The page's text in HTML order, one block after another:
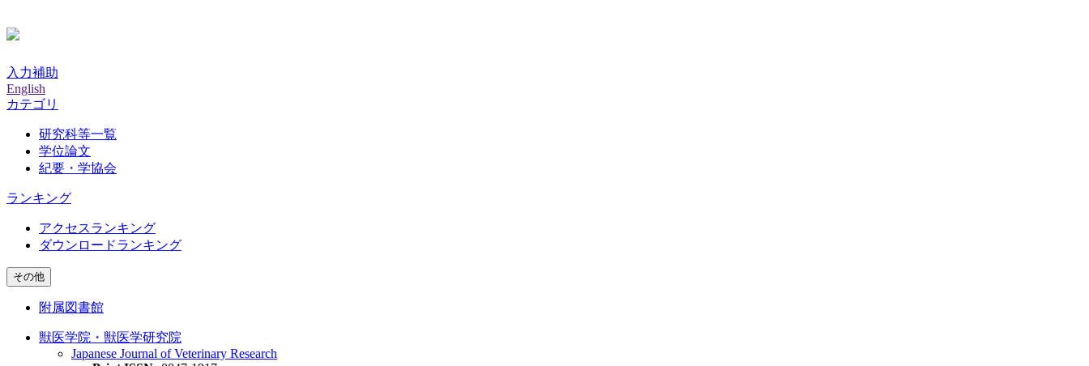
入力補助
English
カテゴリ
研究科等一覧
学位論文
紀要・学協会
ランキング
アクセスランキング
ダウンロードランキング
その他
附属図書館
獣医学院・獣医学研究院
Japanese Journal of Veterinary Research